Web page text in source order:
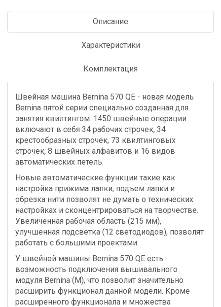
Описание
Характеристики
Комплектация
Швейная машина Bernina 570 QE - новая модель
Bernina пятой серии специально созданная для
занятия квилтингом. 1450 швейные операции
включают в себя 34 рабочих строчек, 34
крестообразных строчек, 73 квилтинговых
строчек, 8 швейных алфавитов и 16 видов
автоматических петель.
Новые автоматические функции такие как
настройка прижима лапки, подъем лапки и
обрезка нити позволят не думать о технических
настройках и сконцентрироваться на творчестве.
Увеличенная рабочая область (215 мм),
улучшенная подсветка (12 светодиодов), позволят
работать с большими проектами.
У швейной машины Bernina 570 QE есть
возможность подключения вышивального
модуля Bernina (M), что позволит значительно
расширить функционал данной модели. Кроме
расширенного функционала и множества